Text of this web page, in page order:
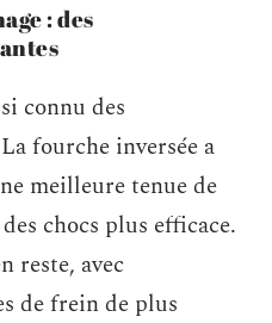
: des
connu des
fourche inversée a
meilleure tenue de
chocs plus efficace.
reste, avec
de frein de plus